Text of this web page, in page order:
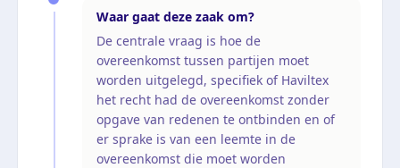
Waar gaat deze zaak om?
De centrale vraag is hoe de
overeenkomst tussen partijen moet
worden uitgelegd, specifiek of Haviltex
het recht had de overeenkomst zonder
opgave van redenen te ontbinden en of
er sprake is van een leemte in de
overeenkomst die moet worden